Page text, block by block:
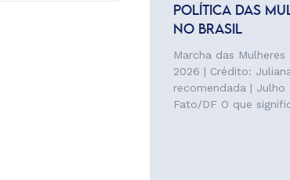
POLÍTICA DAS
NO BRASIL
Marcha das Mulheres
2026 | Crédito:
recomendada | Julho
Fato/DF O que